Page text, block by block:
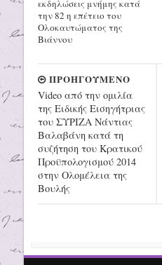
εκδηλώσεις μνήμης κατά
την 82 η επέτειο του
Ολοκαυτώματος της
Βιάννου
ΠΡΟΗΓΟΥΜΕΝΟ
Video από την ομιλία
της Ειδικής Εισηγήτριας
του ΣΥΡΙΖΑ Νάντιας
Βαλαβάνη κατά τη
συζήτηση του Κρατικού
Προϋπολογισμού 2014
στην Ολομέλεια της
Βουλής